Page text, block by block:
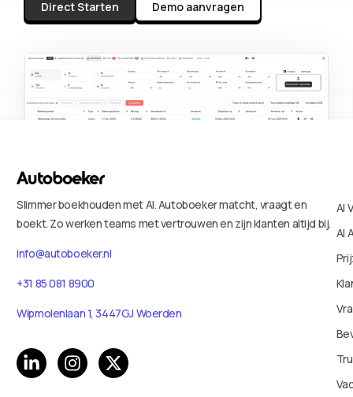
Direct Starten Demo aanvragen
Slimmer boekhouden met AI. Autoboeker matcht, vraagt en
boekt. Zo werken teams met vertrouwen en zijn klanten altijd bij.
info@autoboeker.nl
+31 85 081 8900
Wipmolenlaan 1, 3447GJ Woerden
AI
AI